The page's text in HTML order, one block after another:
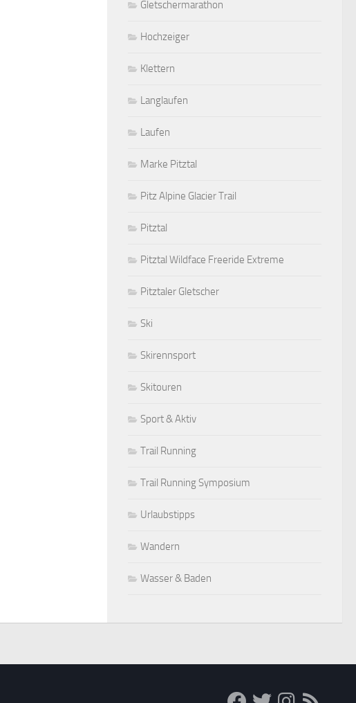
Gletschermarathon
Hochzeiger
Klettern
Langlaufen
Laufen
Marke Pitztal
Pitz Alpine Glacier Trail
Pitztal
Pitztal Wildface Freeride Extreme
Pitztaler Gletscher
Ski
Skirennsport
Skitouren
Sport & Aktiv
Trail Running
Trail Running Symposium
Urlaubstipps
Wandern
Wasser & Baden